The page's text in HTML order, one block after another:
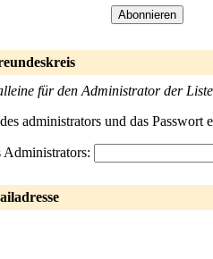
für den Administrator der
administrators und das